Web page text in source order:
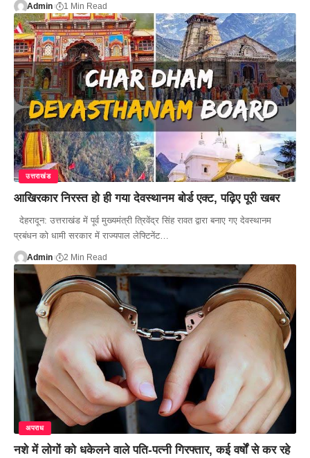
Admin 1 Min Read
उत्तराखंड
आखिरकार निरस्त हो ही गया देवस्थानम बोर्ड एक्ट, पढ़िए पूरी खबर
देहरादून: उत्तराखंड में पूर्व मुख्यमंत्री त्रिवेंद्र सिंह रावत द्वारा बनाए गए देवस्थानम
प्रबंधन को धामी सरकार में राज्यपाल लेफ्टिनेंट…
Admin 2 Min Read
अपराध
नशे में लोगों को धकेलने वाले पति-पत्नी गिरफ्तार, कई वर्षों से कर रहे